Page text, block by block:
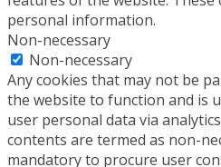
personal information.
Non-necessary
Non-necessary
Any cookies that may not be
the website to function and is
user personal data via
contents are termed as non-
mandatory to procure user